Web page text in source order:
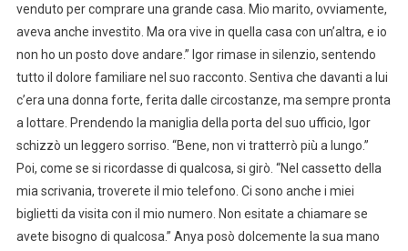
venduto per comprare una grande casa. Mio marito, ovviamente,
aveva anche investito. Ma ora vive in quella casa con un’altra, e io
non ho un posto dove andare.” Igor rimase in silenzio, sentendo
tutto il dolore familiare nel suo racconto. Sentiva che davanti a lui
c’era una donna forte, ferita dalle circostanze, ma sempre pronta
a lottare. Prendendo la maniglia della porta del suo ufficio, Igor
schizzò un leggero sorriso. “Bene, non vi tratterrò più a lungo.”
Poi, come se si ricordasse di qualcosa, si girò. “Nel cassetto della
mia scrivania, troverete il mio telefono. Ci sono anche i miei
biglietti da visita con il mio numero. Non esitate a chiamare se
avete bisogno di qualcosa.” Anya posò dolcemente la sua mano